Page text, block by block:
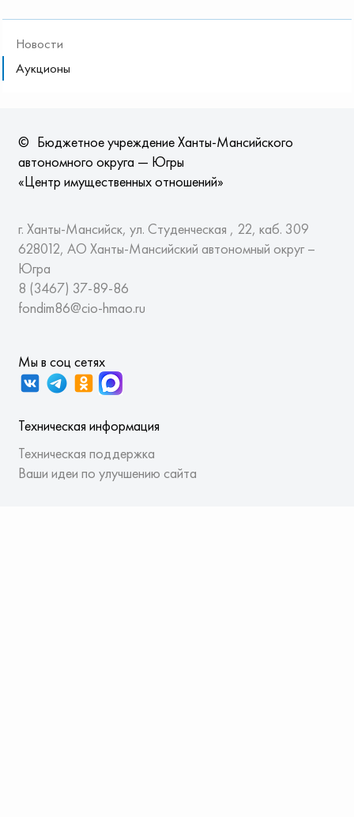
Новости
Аукционы
© Бюджетное учреждение Ханты-Мансийского
автономного округа — Югры
«Центр имущественных отношений»
г. Ханты-Мансийск, ул. Студенческая , 22, каб. 309
628012, АО Ханты-Мансийский автономный округ –
Югра
8 (3467) 37-89-86
fondim86@cio-hmao.ru
Мы в соц сетях
Техническая информация
Техническая поддержка
Ваши идеи по улучшению сайта